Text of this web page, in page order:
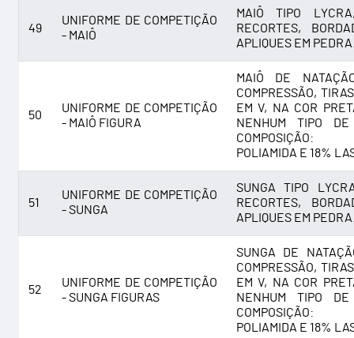
49
UNIFORME DE COMPETIÇÃO
- MAIÔ
MAIÔ TIPO
RECORTES,
APLIQUES EM
50
UNIFORME DE COMPETIÇÃO
- MAIÔ FIGURA
MAIÔ DE
COMPRESSÃO,
EM V, NA COR
NENHUM TIPO
POLIAMIDA E 18%
51
UNIFORME DE COMPETIÇÃO
- SUNGA
SUNGA TIPO
RECORTES,
APLIQUES EM
52
UNIFORME DE COMPETIÇÃO
- SUNGA FIGURAS
SUNGA DE
COMPRESSÃO,
EM V, NA COR
NENHUM TIPO
POLIAMIDA E 18%